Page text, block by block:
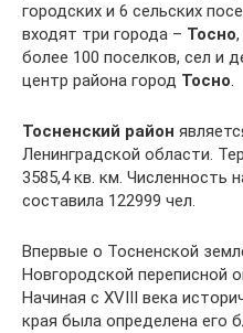
городских и 6 сельских
входят три города – Тосно,
более 100 поселков, сел и
центр района город Тосно.
Тосненский район
Ленинградской области.
3585,4 кв. км. Численность
составила 122999 чел.
Впервые о Тосненской
Новгородской переписной
Начиная с XVIII века
края была определена его